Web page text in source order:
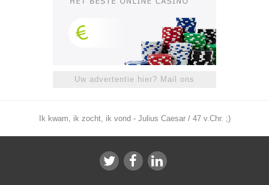
Uw advertentie hier? Mail ons
Ik kwam, ik zocht, ik vond - Julius Caesar / 47 v.Chr. ;)